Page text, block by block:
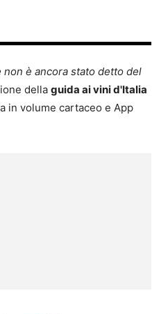
è ancora stato detto del
dellaguida ai vini d'Italia
in volume cartaceo e App